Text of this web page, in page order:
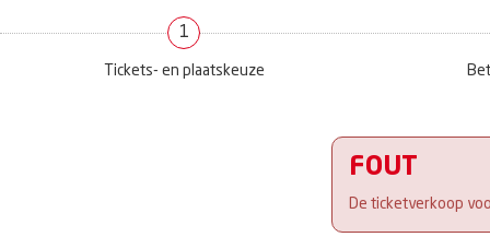
1
Tickets- en plaatskeuze
FOUT
De ticketverkoop